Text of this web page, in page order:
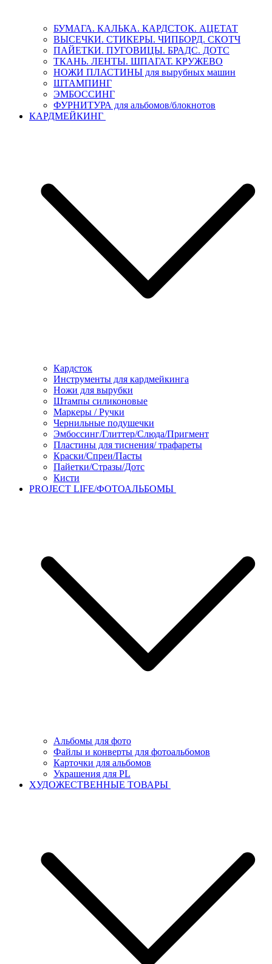
БУМАГА. КАЛЬКА. КАРДСТОК. АЦЕТАТ
ВЫСЕЧКИ. СТИКЕРЫ. ЧИПБОРД. СКОТЧ
ПАЙЕТКИ. ПУГОВИЦЫ. БРАДС. ДОТС
ТКАНЬ. ЛЕНТЫ. ШПАГАТ. КРУЖЕВО
НОЖИ ПЛАСТИНЫ для вырубных машин
ШТАМПИНГ
ЭМБОССИНГ
ФУРНИТУРА для альбомов/блокнотов
КАРДМЕЙКИНГ
Кардсток
Инструменты для кардмейкинга
Ножи для вырубки
Штампы силиконовые
Маркеры / Ручки
Чернильные подушечки
Эмбоссинг/Глиттер/Слюда/Пригмент
Пластины для тиснения/ трафареты
Краски/Спреи/Пасты
Пайетки/Стразы/Дотс
Кисти
PROJECT LIFE/ФОТОАЛЬБОМЫ
Альбомы для фото
Файлы и конверты для фотоальбомов
Карточки для альбомов
Украшения для PL
ХУДОЖЕСТВЕННЫЕ ТОВАРЫ